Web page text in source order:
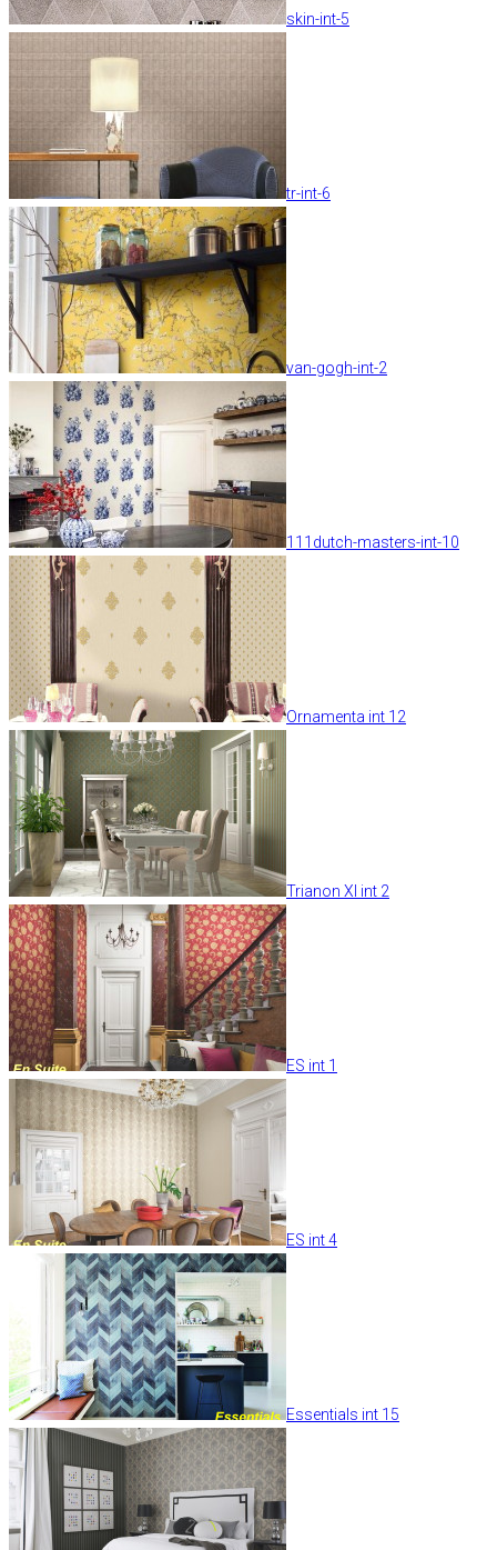
skin-int-5
tr-int-6
van-gogh-int-2
111dutch-masters-int-10
Ornamenta int 12
Trianon XI int 2
ES int 1
ES int 4
Essentials int 15